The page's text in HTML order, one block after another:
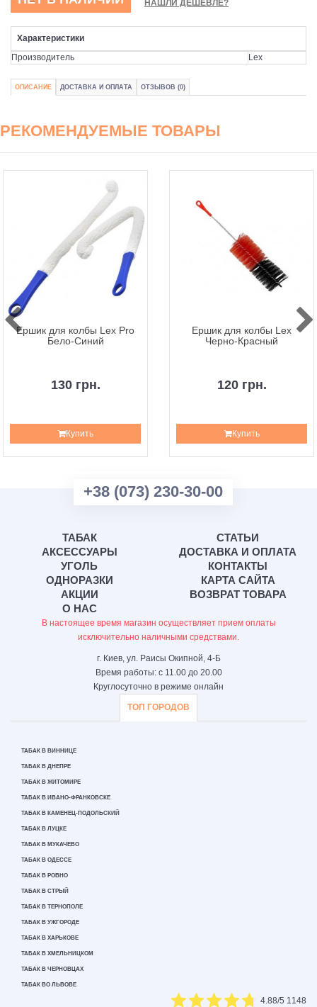
НАШЛИ ДЕШЕВЛЕ?
Характеристики
Производитель
Lex
ОПИСАНИЕ ДОСТАВКА И ОПЛАТА ОТЗЫВОВ (0)
РЕКОМЕНДУЕМЫЕ ТОВАРЫ
Ершик для колбы Lex Pro
Бело-Синий
130 грн.
Купить
Ершик для колбы Lex
Черно-Красный
120 грн.
Купить
+38 (073) 230-30-00
ТАБАК
АКСЕССУАРЫ
УГОЛЬ
ОДНОРАЗКИ
АКЦИИ
О НАС
СТАТЬИ
ДОСТАВКА И ОПЛАТА
КОНТАКТЫ
КАРТА САЙТА
ВОЗВРАТ ТОВАРА
В настоящее время магазин осуществляет прием оплаты
исключительно наличными средствами.
г. Киев, ул. Раисы Окипной, 4-Б
Время работы: с 11.00 до 20.00
Круглосуточно в режиме онлайн
ТОП ГОРОДОВ
ТАБАК В ВИННИЦЕ
ТАБАК В ДНЕПРЕ
ТАБАК В ЖИТОМИРЕ
ТАБАК В ИВАНО-ФРАНКОВСКЕ
ТАБАК В КАМЕНЕЦ-ПОДОЛЬСКИЙ
ТАБАК В ЛУЦКЕ
ТАБАК В МУКАЧЕВО
ТАБАК В ОДЕССЕ
ТАБАК В РОВНО
ТАБАК В СТРЫЙ
ТАБАК В ТЕРНОПОЛЕ
ТАБАК В УЖГОРОДЕ
ТАБАК В ХАРЬКОВЕ
ТАБАК В ХМЕЛЬНИЦКОМ
ТАБАК В ЧЕРНОВЦАХ
ТАБАК ВО ЛЬВОВЕ
4.88/5 1148